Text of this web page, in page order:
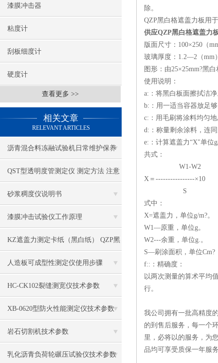
漆膜冲击器
粘度计
刮板细度计
硬度计
查看更多 >>
相关文章
RELEVANT ARTICLES
沥青混合料冻融试验机日常维护保养
QST型透明度管测定仪 测定方法 注意
事项
砂浆稠度仪说明书
漆膜冲击试验仪工作原理
KZ遮盖力测定卡纸（黑白纸） QZP黑
白格遮盖力板 QSG型格式管
人造板可成型性测定仪使用步骤
HC-CK102裂缝测宽仪技术参数
XB-0620型防火性能测定仪技术参数
岩石切割机技术参数
乳化沥青负荷轮碾压试验仪技术参数
除。
QZP黑白格遮盖力板用
供应QZP黑白格遮盖力
版面尺寸：100×250（
玻璃厚度：1.2—2（mm
图形：由25×25mm?黑
使用说明：
a:：将黑白板面擦拭洁
b:：用一适当容器放足
c:：用毛刷将涂料均匀
d:：称量剩余涂料，连
e:：计算遮盖力“X"单位
共式：
W1-W2
X＝----------------×10
S
式中：
X=遮盖力，单位g/m?。
W1—原重，单位g。
W2---余重，单位g.。
S—刷涂面积，单位Cm?
f::：精确度：
以两次测量的算术平均
行。
我公司拥有一批高精度
的到售后服务，每一个
里，必将以的服务，为
品均可享受质保一年服